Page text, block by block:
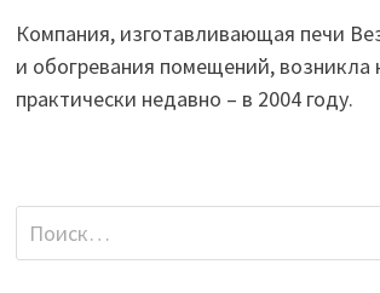
Компания, изготавливающая печи
и обогревания помещений, возникла
практически недавно – в 2004 году.
Найти: